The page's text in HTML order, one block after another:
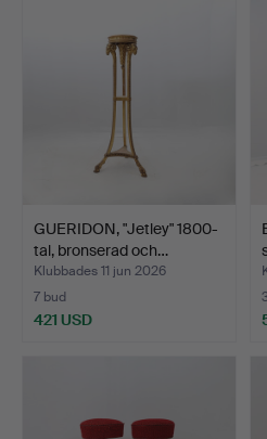
GUERIDON, "Jetley" 1800-
tal, bronserad och…
Klubbades 11 jun 2026
7 bud
421 USD